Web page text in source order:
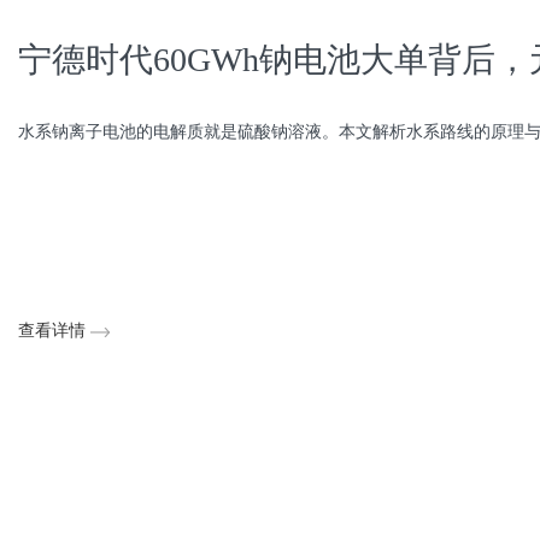
宁德时代60GWh钠电池大单背后
水系钠离子电池的电解质就是硫酸钠溶液。本文解析水系路线的原理
查看详情